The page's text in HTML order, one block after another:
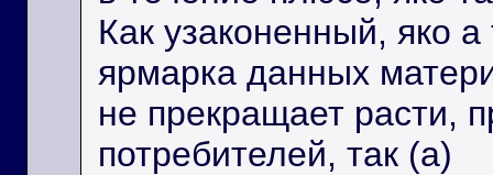
Как узаконенный, яко
ярмарка данных
не прекращает расти,
потребителей, так (а)